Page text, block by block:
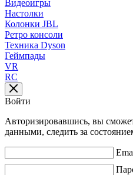
Видеоигры
Настолки
Колонки JBL
Ретро консоли
Техника Dyson
Геймпады
VR
RC
Войти
Авторизировавшись, вы
данными, следить за